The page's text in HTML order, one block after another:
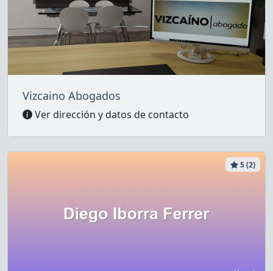
Vizcaino Abogados
Ver dirección y datos de contacto
5 (2)